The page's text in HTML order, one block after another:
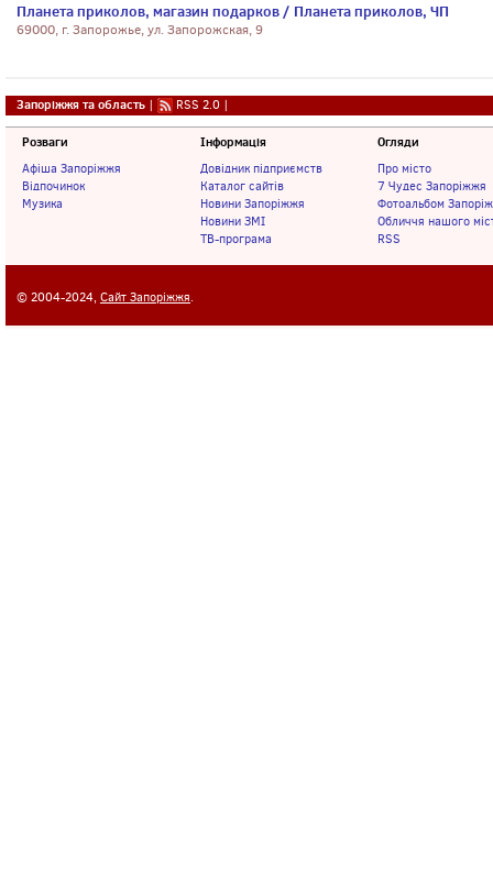
Планета приколов, магазин подарков / Планета приколов, ЧП
69000, г. Запорожье, ул. Запорожская, 9
Запоріжжя та область | RSS 2.0 |
Розваги
Афіша Запоріжжя
Відпочинок
Музика
Інформація
Довідник підприємств
Каталог сайтів
Новини Запоріжжя
Новини ЗМІ
ТВ-програма
Огляди
Про місто
7 Чудес Запоріжжя
Фотоальбом
Обличчя нашого
RSS
© 2004-2024, Сайт Запоріжжя.